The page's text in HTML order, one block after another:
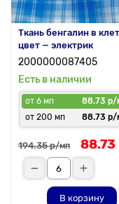
Ткань бенгалин в
цвет — электрик
2000000087405
Есть в наличии
от 6 мп
88.73 р/
от 200 мп
88.73 р/
194.35 р/мп 88.73
В корзину